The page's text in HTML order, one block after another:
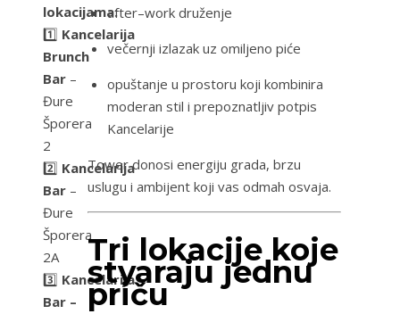
lokacijama:
1️⃣ Kancelarija
Brunch
Bar –
Đure
Šporera
2
2️⃣ Kancelarija
Bar –
Đure
Šporera
2A
3️⃣ Kancelarija
Bar –
after–work druženje
večernji izlazak uz omiljeno piće
opuštanje u prostoru koji kombinira
moderan stil i prepoznatljiv potpis
Kancelarije
Tower donosi energiju grada, brzu
uslugu i ambijent koji vas odmah osvaja.
Tri lokacije koje
stvaraju jednu
priču